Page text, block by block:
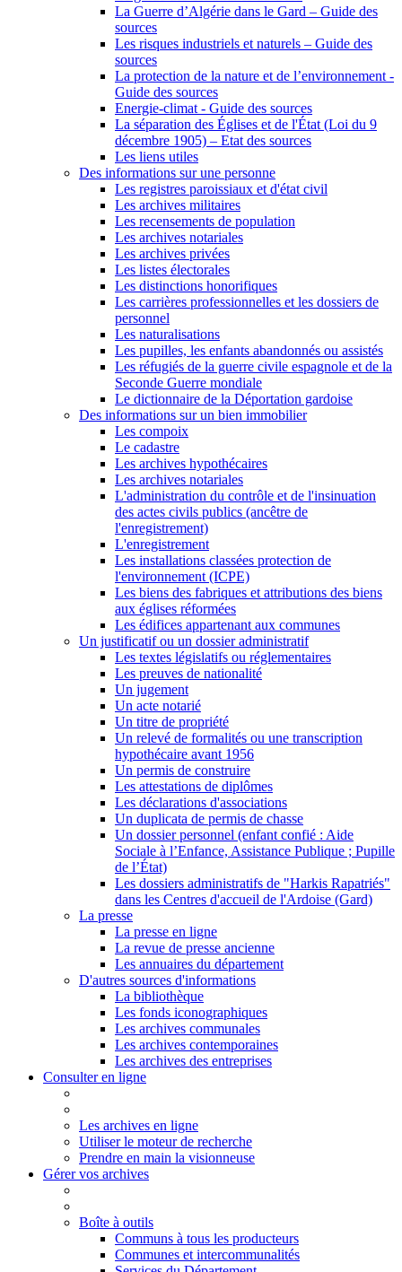
La Guerre d’Algérie dans le Gard – Guide des
sources
Les risques industriels et naturels – Guide des
sources
La protection de la nature et de l’environnement -
Guide des sources
Energie-climat - Guide des sources
La séparation des Églises et de l'État (Loi du 9
décembre 1905) – Etat des sources
Les liens utiles
Des informations sur une personne
Les registres paroissiaux et d'état civil
Les archives militaires
Les recensements de population
Les archives notariales
Les archives privées
Les listes électorales
Les distinctions honorifiques
Les carrières professionnelles et les dossiers de
personnel
Les naturalisations
Les pupilles, les enfants abandonnés ou assistés
Les réfugiés de la guerre civile espagnole et de la
Seconde Guerre mondiale
Le dictionnaire de la Déportation gardoise
Des informations sur un bien immobilier
Les compoix
Le cadastre
Les archives hypothécaires
Les archives notariales
L'administration du contrôle et de l'insinuation
des actes civils publics (ancêtre de
l'enregistrement)
L'enregistrement
Les installations classées protection de
l'environnement (ICPE)
Les biens des fabriques et attributions des biens
aux églises réformées
Les édifices appartenant aux communes
Un justificatif ou un dossier administratif
Les textes législatifs ou réglementaires
Les preuves de nationalité
Un jugement
Un acte notarié
Un titre de propriété
Un relevé de formalités ou une transcription
hypothécaire avant 1956
Un permis de construire
Les attestations de diplômes
Les déclarations d'associations
Un duplicata de permis de chasse
Un dossier personnel (enfant confié : Aide
Sociale à l’Enfance, Assistance Publique ; Pupille
de l’État)
Les dossiers administratifs de "Harkis Rapatriés"
dans les Centres d'accueil de l'Ardoise (Gard)
La presse
La presse en ligne
La revue de presse ancienne
Les annuaires du département
D'autres sources d'informations
La bibliothèque
Les fonds iconographiques
Les archives communales
Les archives contemporaines
Les archives des entreprises
Consulter en ligne
Les archives en ligne
Utiliser le moteur de recherche
Prendre en main la visionneuse
Gérer vos archives
Boîte à outils
Communs à tous les producteurs
Communes et intercommunalités